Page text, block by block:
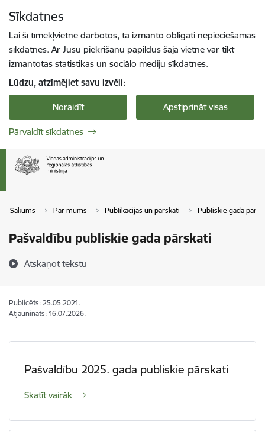
Sīkdatnes
Lai šī tīmekļvietne darbotos, tā izmanto obligāti nepieciešamās
sīkdatnes. Ar Jūsu piekrišanu papildus šajā vietnē var tikt
izmantotas statistikas un sociālo mediju sīkdatnes.
Lūdzu, atzīmējiet savu izvēli:
Noraidīt Apstiprināt visas
Pārvaldīt sīkdatnes
Sākums Par mums Publikācijas un pārskati Publiskie gada
Pašvaldību publiskie gada pārskati
Atskaņot tekstu
Publicēts: 25.05.2021.
Atjaunināts: 16.07.2026.
Pašvaldību 2025. gada publiskie pārskati
Skatīt vairāk